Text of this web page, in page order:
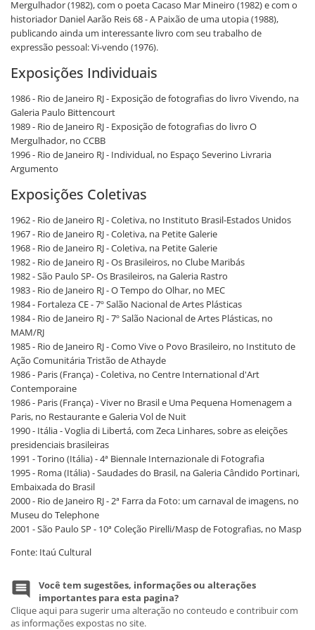
Mergulhador (1982), com o poeta Cacaso Mar Mineiro (1982) e com o
historiador Daniel Aarão Reis 68 - A Paixão de uma utopia (1988),
publicando ainda um interessante livro com seu trabalho de
expressão pessoal: Vi-vendo (1976).
Exposições Individuais
1986 - Rio de Janeiro RJ - Exposição de fotografias do livro Vivendo, na
Galeria Paulo Bittencourt
1989 - Rio de Janeiro RJ - Exposição de fotografias do livro O
Mergulhador, no CCBB
1996 - Rio de Janeiro RJ - Individual, no Espaço Severino Livraria
Argumento
Exposições Coletivas
1962 - Rio de Janeiro RJ - Coletiva, no Instituto Brasil-Estados Unidos
1967 - Rio de Janeiro RJ - Coletiva, na Petite Galerie
1968 - Rio de Janeiro RJ - Coletiva, na Petite Galerie
1982 - Rio de Janeiro RJ - Os Brasileiros, no Clube Maribás
1982 - São Paulo SP- Os Brasileiros, na Galeria Rastro
1983 - Rio de Janeiro RJ - O Tempo do Olhar, no MEC
1984 - Fortaleza CE - 7º Salão Nacional de Artes Plásticas
1984 - Rio de Janeiro RJ - 7º Salão Nacional de Artes Plásticas, no
MAM/RJ
1985 - Rio de Janeiro RJ - Como Vive o Povo Brasileiro, no Instituto de
Ação Comunitária Tristão de Athayde
1986 - Paris (França) - Coletiva, no Centre International d'Art
Contemporaine
1986 - Paris (França) - Viver no Brasil e Uma Pequena Homenagem a
Paris, no Restaurante e Galeria Vol de Nuit
1990 - Itália - Voglia di Libertá, com Zeca Linhares, sobre as eleições
presidenciais brasileiras
1991 - Torino (Itália) - 4ª Biennale Internazionale di Fotografia
1995 - Roma (Itália) - Saudades do Brasil, na Galeria Cândido Portinari,
Embaixada do Brasil
2000 - Rio de Janeiro RJ - 2ª Farra da Foto: um carnaval de imagens, no
Museu do Telephone
2001 - São Paulo SP - 10ª Coleção Pirelli/Masp de Fotografias, no Masp
Fonte: Itaú Cultural
Você tem sugestões, informações ou alterações
importantes para esta pagina?
Clique aqui para sugerir uma alteração no conteudo e contribuir com
as informações expostas no site.